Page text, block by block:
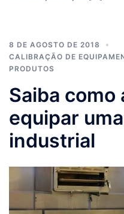
8 DE AGOSTO DE 2018
CALIBRAÇÃO DE
PRODUTOS
Saiba como
equipar
industrial